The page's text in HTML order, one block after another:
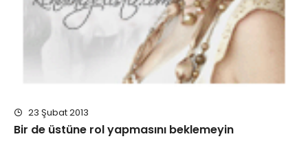
23 Şubat 2013
Bir de üstüne rol yapmasını beklemeyin